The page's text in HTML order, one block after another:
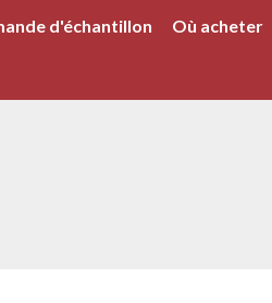
d'échantillon Où acheter